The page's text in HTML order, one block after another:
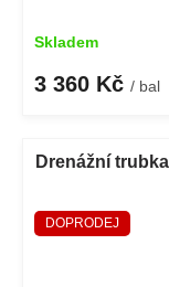
Skladem
3 360 Kč / bal
Drenážní
DOPRODEJ